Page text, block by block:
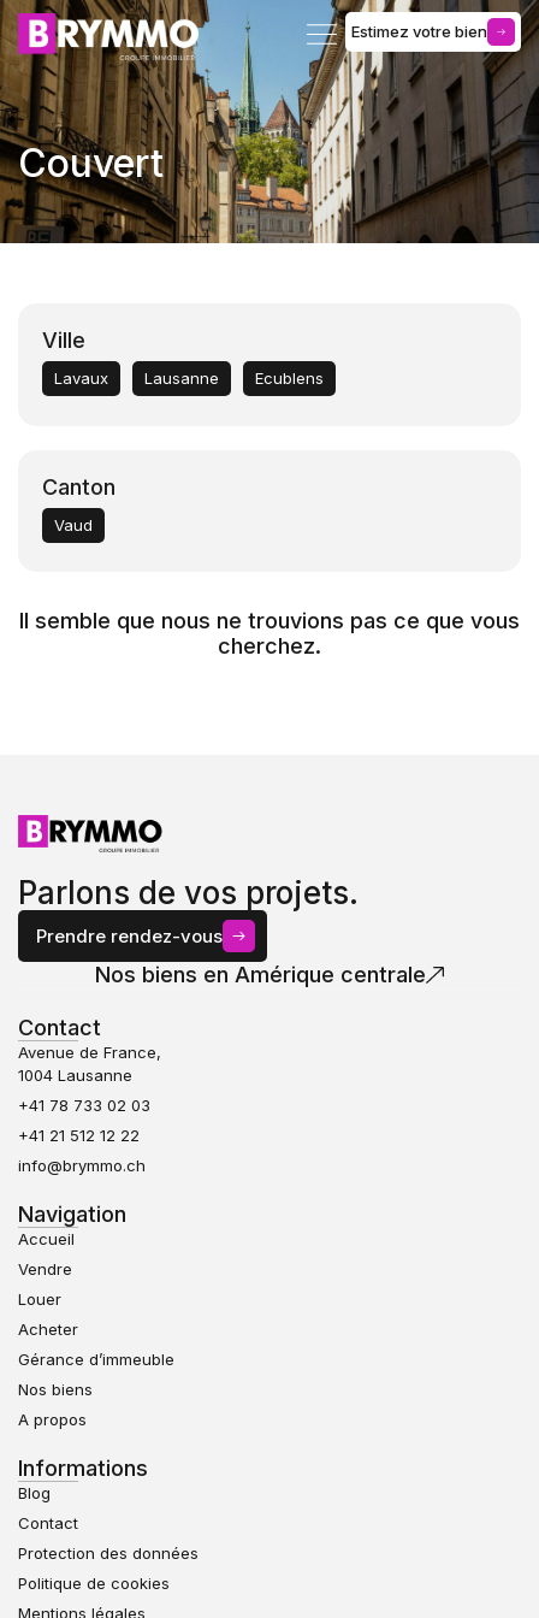
Estimez votre bien
Couvert
Ville
Lavaux Lausanne Ecublens
Canton
Vaud
Il semble que nous ne trouvions pas ce que vous
cherchez.
Parlons de vos projets.
Prendre rendez-vous
Nos biens en Amérique centrale
Contact
Avenue de France,
1004 Lausanne
+41 78 733 02 03
+41 21 512 12 22
info@brymmo.ch
Navigation
Accueil
Vendre
Louer
Acheter
Gérance d’immeuble
Nos biens
A propos
Informations
Blog
Contact
Protection des données
Politique de cookies
Mentions légales